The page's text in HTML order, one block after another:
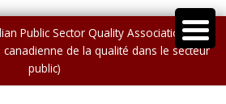
Public Sector Quality Association /
de la qualité dans le secteur
public)